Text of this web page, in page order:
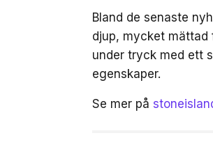
Bland de senaste
djup, mycket mättad
under tryck med ett
egenskaper.
Se mer på